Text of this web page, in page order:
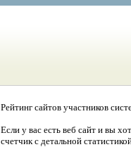
Рейтинг сайтов участников
Если у вас есть веб сайт и вы
счетчик с детальной